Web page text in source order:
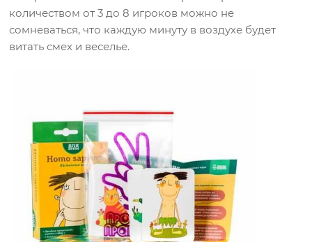
количеством от 3 до 8 игроков можно не
сомневаться, что каждую минуту в воздухе будет
витать смех и веселье.